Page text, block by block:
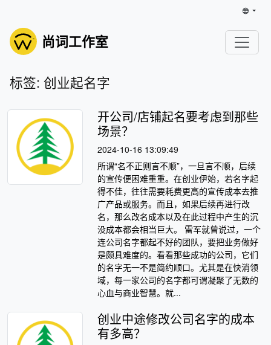
尚词工作室
标签: 创业起名字
开公司/店铺起名要考虑到那些
场景？
2024-10-16 13:09:49
所谓“名不正则言不顺”，一旦言不顺，后续
的宣传便困难重重。在创业伊始，若名字起
得不佳，往往需要耗费更高的宣传成本去推
广产品或服务。而且，如果后续再进行改
名，那么改名成本以及在此过程中产生的沉
没成本都会相当巨大。 雷军就曾说过，一个
连公司名字都起不好的团队，要把业务做好
是颇具难度的。看看那些成功的公司，它们
的名字无一不是简约顺口。尤其是在快消领
域，每一家公司的名字都可谓凝聚了无数的
心血与商业智慧。就...
创业中途修改公司名字的成本
有多高？